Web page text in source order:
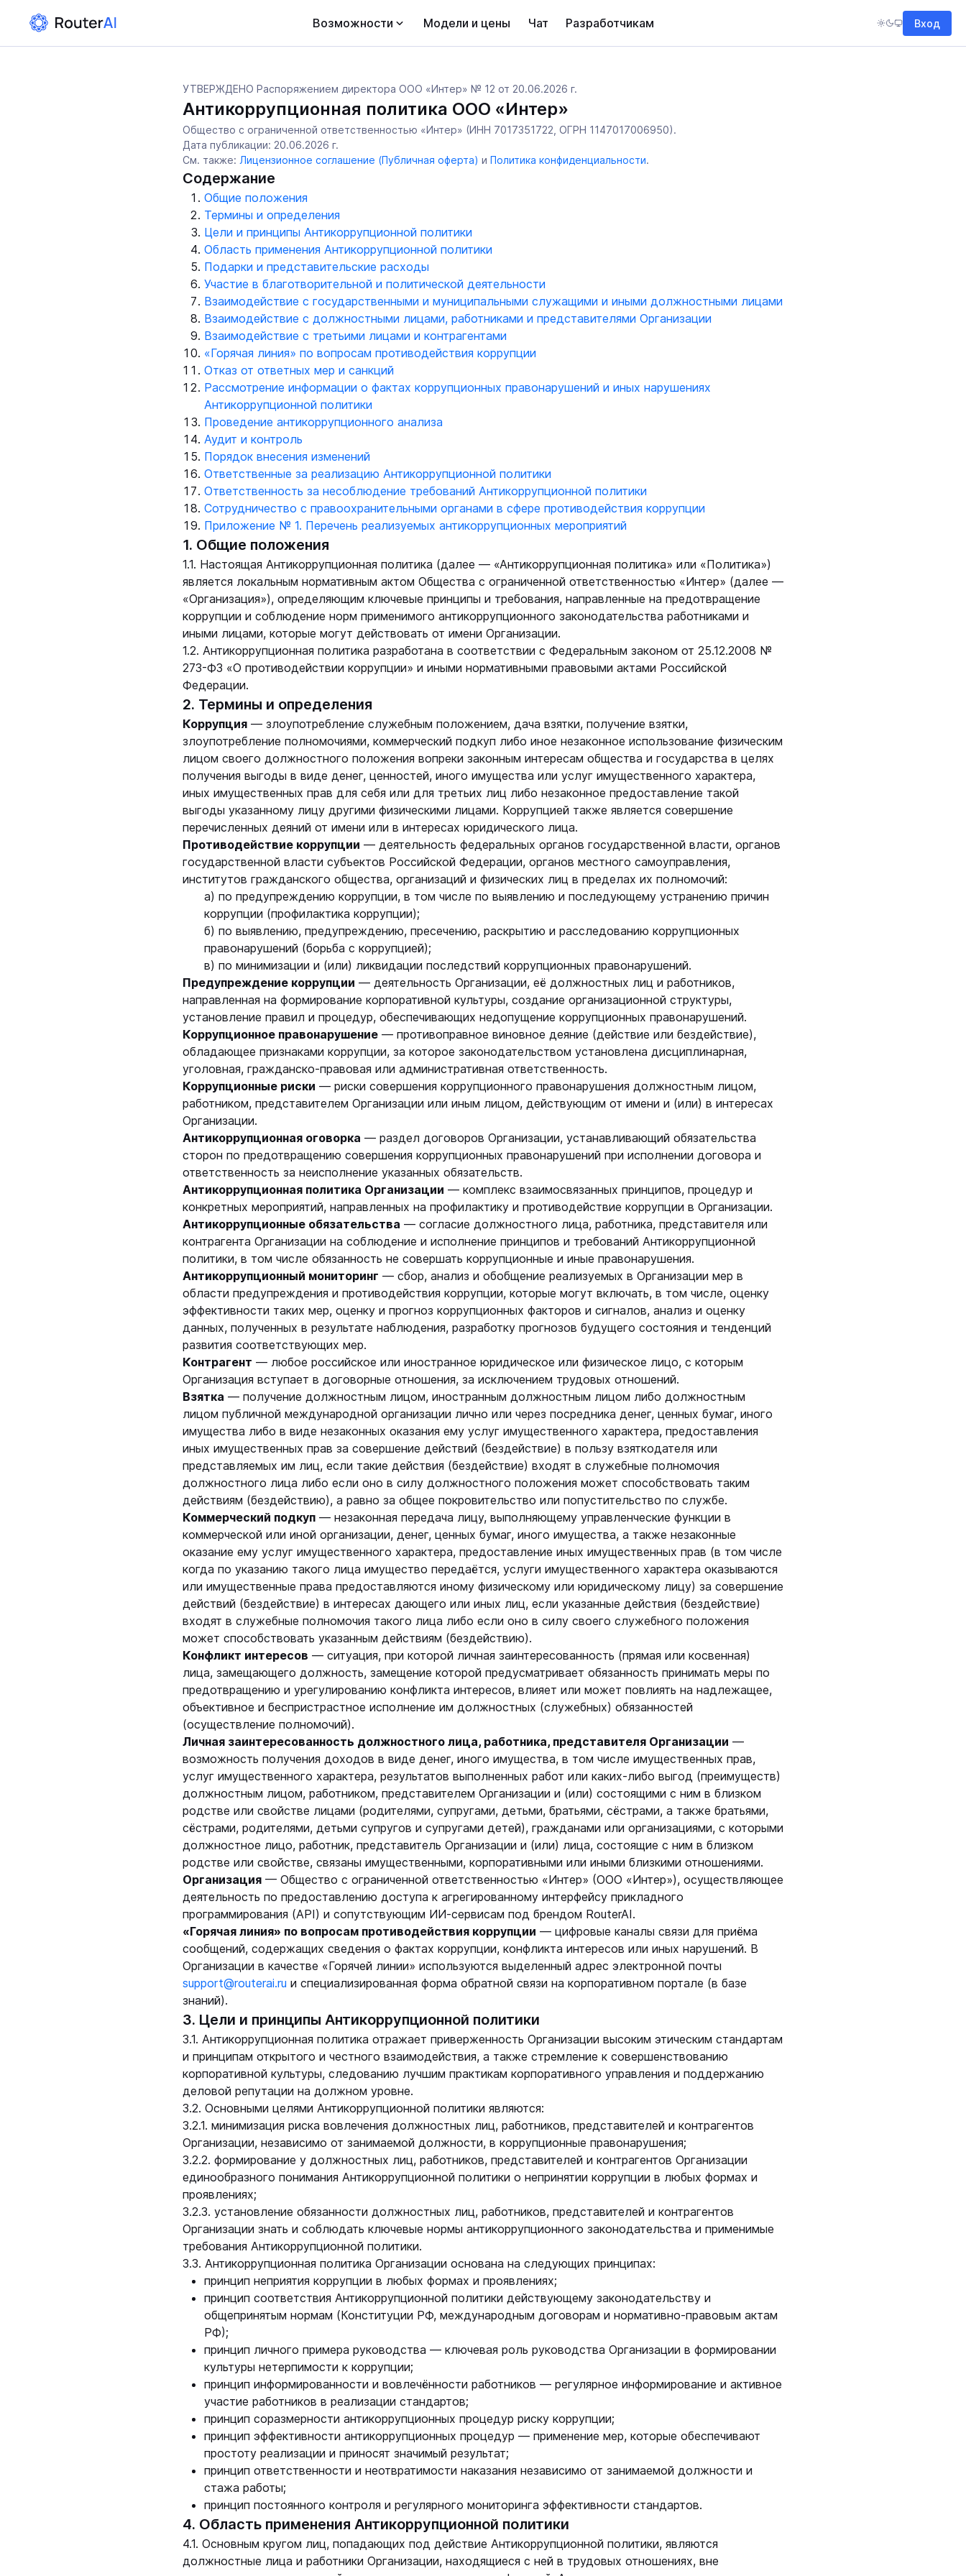
Возможности Модели и цены Чат Разработчикам Вход
УТВЕРЖДЕНО Распоряжением директора ООО «Интер» № 12 от 20.06.2026 г.
Антикоррупционная политика ООО «Интер»
Общество с ограниченной ответственностью «Интер» (ИНН 7017351722, ОГРН 1147017006950).
Дата публикации: 20.06.2026 г.
См. также: Лицензионное соглашение (Публичная оферта) и Политика конфиденциальности.
Содержание
Общие положения
Термины и определения
Цели и принципы Антикоррупционной политики
Область применения Антикоррупционной политики
Подарки и представительские расходы
Участие в благотворительной и политической деятельности
Взаимодействие с государственными и муниципальными служащими и иными должностными лицами
Взаимодействие с должностными лицами, работниками и представителями Организации
Взаимодействие с третьими лицами и контрагентами
«Горячая линия» по вопросам противодействия коррупции
Отказ от ответных мер и санкций
Рассмотрение информации о фактах коррупционных правонарушений и иных нарушениях
Антикоррупционной политики
Проведение антикоррупционного анализа
Аудит и контроль
Порядок внесения изменений
Ответственные за реализацию Антикоррупционной политики
Ответственность за несоблюдение требований Антикоррупционной политики
Сотрудничество с правоохранительными органами в сфере противодействия коррупции
Приложение № 1. Перечень реализуемых антикоррупционных мероприятий
1. Общие положения
1.1. Настоящая Антикоррупционная политика (далее — «Антикоррупционная политика» или «Политика»)
является локальным нормативным актом Общества с ограниченной ответственностью «Интер» (далее —
«Организация»), определяющим ключевые принципы и требования, направленные на предотвращение
коррупции и соблюдение норм применимого антикоррупционного законодательства работниками и
иными лицами, которые могут действовать от имени Организации.
1.2. Антикоррупционная политика разработана в соответствии с Федеральным законом от 25.12.2008 №
273-ФЗ «О противодействии коррупции» и иными нормативными правовыми актами Российской
Федерации.
2. Термины и определения
Коррупция — злоупотребление служебным положением, дача взятки, получение взятки,
злоупотребление полномочиями, коммерческий подкуп либо иное незаконное использование физическим
лицом своего должностного положения вопреки законным интересам общества и государства в целях
получения выгоды в виде денег, ценностей, иного имущества или услуг имущественного характера,
иных имущественных прав для себя или для третьих лиц либо незаконное предоставление такой
выгоды указанному лицу другими физическими лицами. Коррупцией также является совершение
перечисленных деяний от имени или в интересах юридического лица.
Противодействие коррупции — деятельность федеральных органов государственной власти, органов
государственной власти субъектов Российской Федерации, органов местного самоуправления,
институтов гражданского общества, организаций и физических лиц в пределах их полномочий:
а) по предупреждению коррупции, в том числе по выявлению и последующему устранению причин
коррупции (профилактика коррупции);
б) по выявлению, предупреждению, пресечению, раскрытию и расследованию коррупционных
правонарушений (борьба с коррупцией);
в) по минимизации и (или) ликвидации последствий коррупционных правонарушений.
Предупреждение коррупции — деятельность Организации, её должностных лиц и работников,
направленная на формирование корпоративной культуры, создание организационной структуры,
установление правил и процедур, обеспечивающих недопущение коррупционных правонарушений.
Коррупционное правонарушение — противоправное виновное деяние (действие или бездействие),
обладающее признаками коррупции, за которое законодательством установлена дисциплинарная,
уголовная, гражданско-правовая или административная ответственность.
Коррупционные риски — риски совершения коррупционного правонарушения должностным лицом,
работником, представителем Организации или иным лицом, действующим от имени и (или) в интересах
Организации.
Антикоррупционная оговорка — раздел договоров Организации, устанавливающий обязательства
сторон по предотвращению совершения коррупционных правонарушений при исполнении договора и
ответственность за неисполнение указанных обязательств.
Антикоррупционная политика Организации — комплекс взаимосвязанных принципов, процедур и
конкретных мероприятий, направленных на профилактику и противодействие коррупции в Организации.
Антикоррупционные обязательства — согласие должностного лица, работника, представителя или
контрагента Организации на соблюдение и исполнение принципов и требований Антикоррупционной
политики, в том числе обязанность не совершать коррупционные и иные правонарушения.
Антикоррупционный мониторинг — сбор, анализ и обобщение реализуемых в Организации мер в
области предупреждения и противодействия коррупции, которые могут включать, в том числе, оценку
эффективности таких мер, оценку и прогноз коррупционных факторов и сигналов, анализ и оценку
данных, полученных в результате наблюдения, разработку прогнозов будущего состояния и тенденций
развития соответствующих мер.
Контрагент — любое российское или иностранное юридическое или физическое лицо, с которым
Организация вступает в договорные отношения, за исключением трудовых отношений.
Взятка — получение должностным лицом, иностранным должностным лицом либо должностным
лицом публичной международной организации лично или через посредника денег, ценных бумаг, иного
имущества либо в виде незаконных оказания ему услуг имущественного характера, предоставления
иных имущественных прав за совершение действий (бездействие) в пользу взяткодателя или
представляемых им лиц, если такие действия (бездействие) входят в служебные полномочия
должностного лица либо если оно в силу должностного положения может способствовать таким
действиям (бездействию), а равно за общее покровительство или попустительство по службе.
Коммерческий подкуп — незаконная передача лицу, выполняющему управленческие функции в
коммерческой или иной организации, денег, ценных бумаг, иного имущества, а также незаконные
оказание ему услуг имущественного характера, предоставление иных имущественных прав (в том числе
когда по указанию такого лица имущество передаётся, услуги имущественного характера оказываются
или имущественные права предоставляются иному физическому или юридическому лицу) за совершение
действий (бездействие) в интересах дающего или иных лиц, если указанные действия (бездействие)
входят в служебные полномочия такого лица либо если оно в силу своего служебного положения
может способствовать указанным действиям (бездействию).
Конфликт интересов — ситуация, при которой личная заинтересованность (прямая или косвенная)
лица, замещающего должность, замещение которой предусматривает обязанность принимать меры по
предотвращению и урегулированию конфликта интересов, влияет или может повлиять на надлежащее,
объективное и беспристрастное исполнение им должностных (служебных) обязанностей
(осуществление полномочий).
Личная заинтересованность должностного лица, работника, представителя Организации —
возможность получения доходов в виде денег, иного имущества, в том числе имущественных прав,
услуг имущественного характера, результатов выполненных работ или каких-либо выгод (преимуществ)
должностным лицом, работником, представителем Организации и (или) состоящими с ним в близком
родстве или свойстве лицами (родителями, супругами, детьми, братьями, сёстрами, а также братьями,
сёстрами, родителями, детьми супругов и супругами детей), гражданами или организациями, с которыми
должностное лицо, работник, представитель Организации и (или) лица, состоящие с ним в близком
родстве или свойстве, связаны имущественными, корпоративными или иными близкими отношениями.
Организация — Общество с ограниченной ответственностью «Интер» (ООО «Интер»), осуществляющее
деятельность по предоставлению доступа к агрегированному интерфейсу прикладного
программирования (API) и сопутствующим ИИ-сервисам под брендом RouterAI.
«Горячая линия» по вопросам противодействия коррупции — цифровые каналы связи для приёма
сообщений, содержащих сведения о фактах коррупции, конфликта интересов или иных нарушений. В
Организации в качестве «Горячей линии» используются выделенный адрес электронной почты
support@routerai.ru и специализированная форма обратной связи на корпоративном портале (в базе
знаний).
3. Цели и принципы Антикоррупционной политики
3.1. Антикоррупционная политика отражает приверженность Организации высоким этическим стандартам
и принципам открытого и честного взаимодействия, а также стремление к совершенствованию
корпоративной культуры, следованию лучшим практикам корпоративного управления и поддержанию
деловой репутации на должном уровне.
3.2. Основными целями Антикоррупционной политики являются:
3.2.1. минимизация риска вовлечения должностных лиц, работников, представителей и контрагентов
Организации, независимо от занимаемой должности, в коррупционные правонарушения;
3.2.2. формирование у должностных лиц, работников, представителей и контрагентов Организации
единообразного понимания Антикоррупционной политики о непринятии коррупции в любых формах и
проявлениях;
3.2.3. установление обязанности должностных лиц, работников, представителей и контрагентов
Организации знать и соблюдать ключевые нормы антикоррупционного законодательства и применимые
требования Антикоррупционной политики.
3.3. Антикоррупционная политика Организации основана на следующих принципах:
принцип неприятия коррупции в любых формах и проявлениях;
принцип соответствия Антикоррупционной политики действующему законодательству и
общепринятым нормам (Конституции РФ, международным договорам и нормативно-правовым актам
РФ);
принцип личного примера руководства — ключевая роль руководства Организации в формировании
культуры нетерпимости к коррупции;
принцип информированности и вовлечённости работников — регулярное информирование и активное
участие работников в реализации стандартов;
принцип соразмерности антикоррупционных процедур риску коррупции;
принцип эффективности антикоррупционных процедур — применение мер, которые обеспечивают
простоту реализации и приносят значимый результат;
принцип ответственности и неотвратимости наказания независимо от занимаемой должности и
стажа работы;
принцип постоянного контроля и регулярного мониторинга эффективности стандартов.
4. Область применения Антикоррупционной политики
4.1. Основным кругом лиц, попадающих под действие Антикоррупционной политики, являются
должностные лица и работники Организации, находящиеся с ней в трудовых отношениях, вне